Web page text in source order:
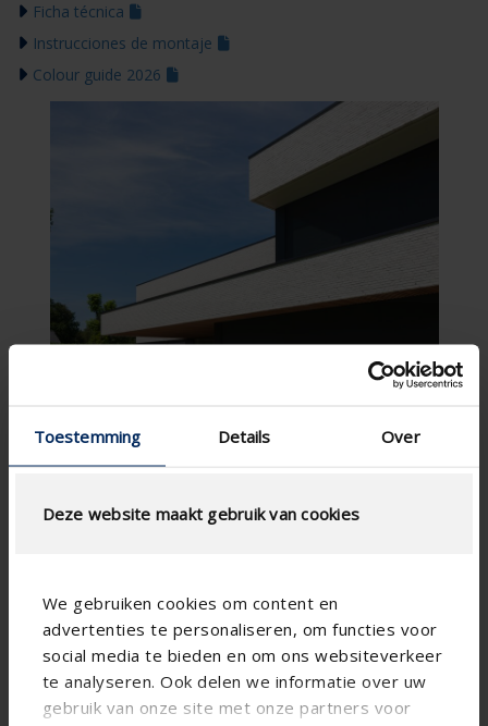
Toestemming Details Over
Deze website maakt gebruik van cookies
We gebruiken cookies om content en
advertenties te personaliseren, om functies voor
social media te bieden en om ons websiteverkeer
te analyseren. Ook delen we informatie over uw
gebruik van onze site met onze partners voor
Ficha técnica
Instrucciones de montaje
Colour guide 2026
Especificación técnica